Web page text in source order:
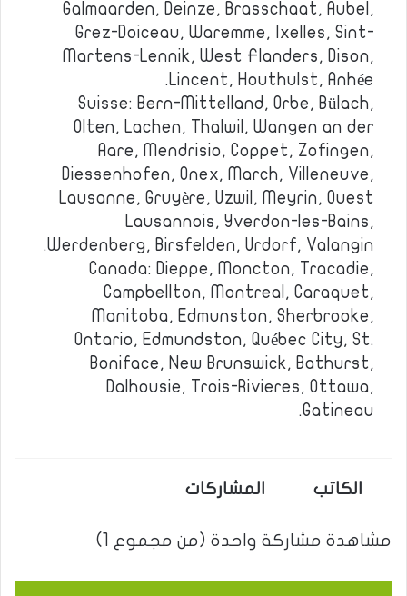
Galmaarden, Deinze, Brasschaat, Aubel,
Grez-Doiceau, Waremme, Ixelles, Sint-
Martens-Lennik, West Flanders, Dison,
Lincent, Houthulst, Anhée.
Suisse: Bern-Mittelland, Orbe, Bülach,
Olten, Lachen, Thalwil, Wangen an der
Aare, Mendrisio, Coppet, Zofingen,
Diessenhofen, Onex, March, Villeneuve,
Lausanne, Gruyère, Uzwil, Meyrin, Ouest
Lausannois, Yverdon-les-Bains,
Werdenberg, Birsfelden, Urdorf, Valangin.
Canada: Dieppe, Moncton, Tracadie,
Campbellton, Montreal, Caraquet,
Manitoba, Edmunston, Sherbrooke,
Ontario, Edmundston, Québec City, St.
Boniface, New Brunswick, Bathurst,
Dalhousie, Trois-Rivieres, Ottawa,
Gatineau.
الكاتب المشاركات
مشاهدة مشاركة واحدة (من مجموع 1)